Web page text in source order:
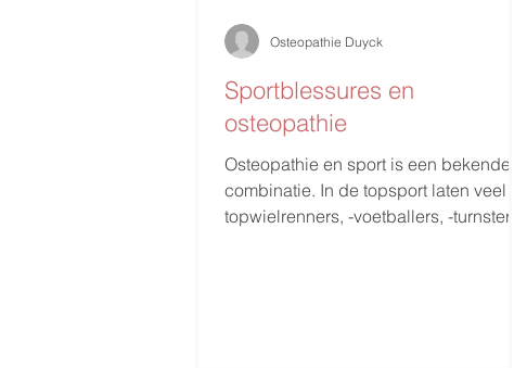
Sportblessures en
osteopathie
Osteopathie en sport is een bekende
combinatie. In de topsport laten veel
topwielrenners, -voetballers, -turnster, -
Osteopathie Duyck